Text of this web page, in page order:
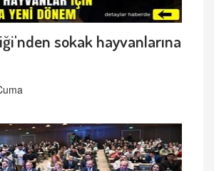
sokak hayvanlarına